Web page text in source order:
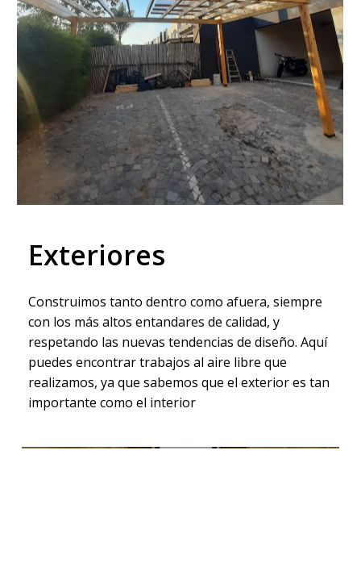
Exteriores
Construimos tanto dentro como afuera, siempre
con los más altos entandares de calidad, y
respetando las nuevas tendencias de diseño. Aquí
puedes encontrar trabajos al aire libre que
realizamos, ya que sabemos que el exterior es tan
importante como el interior